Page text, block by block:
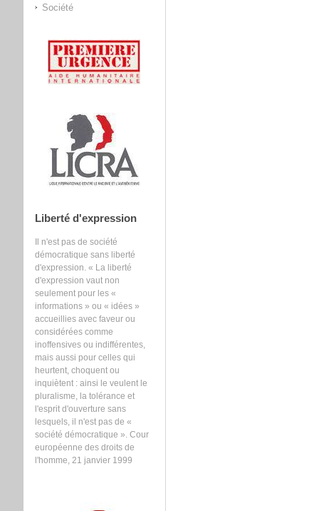
Société
Liberté d'expression
Il n'est pas de société
démocratique sans liberté
d'expression. « La liberté
d'expression vaut non
seulement pour les «
informations » ou « idées »
accueillies avec faveur ou
considérées comme
inoffensives ou indifférentes,
mais aussi pour celles qui
heurtent, choquent ou
inquiètent : ainsi le veulent le
pluralisme, la tolérance et
l'esprit d'ouverture sans
lesquels, il n'est pas de «
société démocratique ». Cour
européenne des droits de
l'homme, 21 janvier 1999